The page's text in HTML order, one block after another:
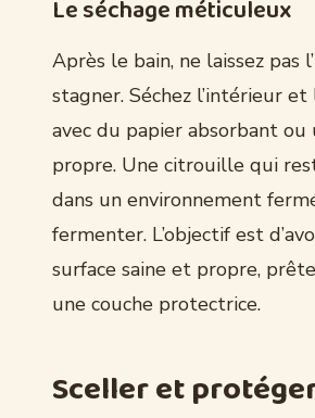
Le séchage méticuleux
Après le bain, ne laissez pas
stagner. Séchez l’intérieur et
avec du papier absorbant ou
propre. Une citrouille qui
dans un environnement
fermenter. L’objectif est
surface saine et propre,
une couche protectrice.
Sceller et